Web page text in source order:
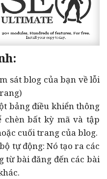
sát blog của bạn về lỗi
bảng điều khiển thông
chèn bất kỳ mã và tập
cuối trang của blog.
tự động: Nó tạo ra các
từ bài đăng đến các bài